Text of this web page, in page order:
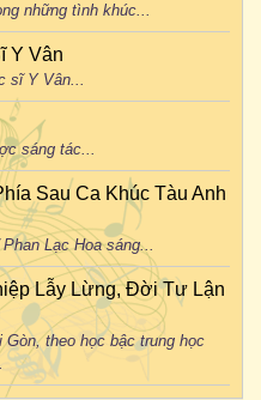
những tình khúc...
Y Vân
sĩ Y Vân...
sáng tác...
Sau Ca Khúc Tàu Anh
Lạc Hoa sáng...
Lẫy Lừng, Đời Tư Lận
theo học bậc trung học